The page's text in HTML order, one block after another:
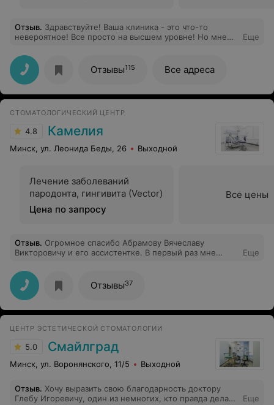
Отзыв. Здравствуйте! Ваша клиника - это что-то
невероятное! Все просто на высшем уровне! Но мне
терапевта Пулко Любовь Николаевну. Это самый
добросовестный, чуткий и милый врач, у которого я
когда-либо была. Она без проблем все рассказывает,
наглядно показывает проблемы, которые есть,
используя фотоаппарат (это очень круто!) и с
главное, что Любовь отличный специалист, который
полностью отдает себя своей работе и делает это
очень и очень качественно. Хочу выразить ей
огромную благодарность за ее труд и
профессионализм! А еще, мне кажется, я наконец-то
Николаевну!
Еще
Отзывы115 Все адреса
СТОМАТОЛОГИЧЕСКИЙ ЦЕНТР
4.8 Камелия
Минск, ул. Леонида Беды, 26 Выходной
Лечение заболеваний
пародонта, гингивита (Vector)
Цена по запросу
Все цены
Отзыв. Огромное спасибо Абрамову Вячеславу
Викторовичу и его ассистентке. В первый раз мне
очень располагает к себе, все волнение прошло
практически сразу. Процедура прошла абсолютно
безболезненно и как мне показалось довольно быстро.
После удаления получила все инструкции и памятку
как быть дальше.
Еще
Отзывы37
ЦЕНТР ЭСТЕТИЧЕСКОЙ СТОМАТОЛОГИИ
5.0 Смайлград
Минск, ул. Воронянского, 11/5 Выходной
Отзыв. Хочу выразить свою благодарность доктору
Глебу Игоревичу, один из немногих, кто правда делает
Еще